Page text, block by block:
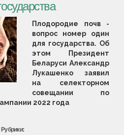
Плодородие почв -
вопрос номер один
для государства. Об
этом Президент
Беларуси Александр
Лукашенко заявил
на селекторном
совещании по
2022 года
Рубрики: